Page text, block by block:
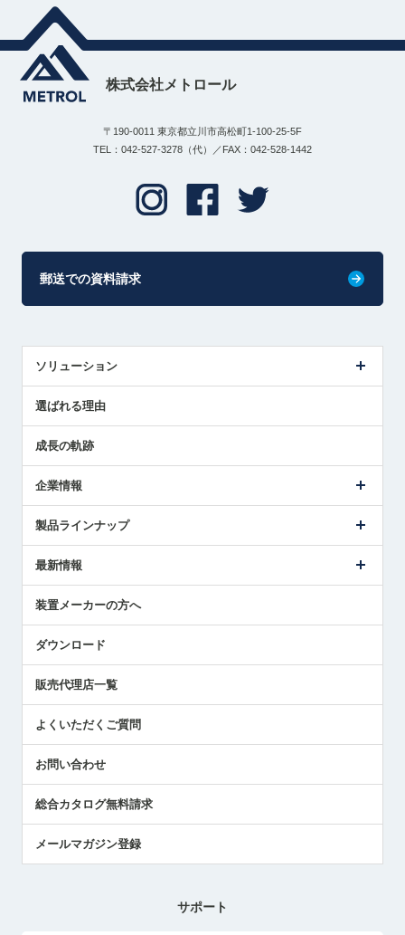
株式会社メトロール
〒190-0011 東京都立川市高松町1-100-25-5F
TEL：042-527-3278（代）／FAX：042-528-1442
郵送での資料請求
ソリューション
解決策提案
選ばれる理由
成長の軌跡
企業情報
ごあいさつ
受賞履歴
採用情報
国/地域/言語
製品ラインナップ
ツールセッタ製品
エアマイクロセンサ製品
最新情報
メトロールの技術
社員ブログ
中小企業のBCP地震対策
センサのテクニカルガイド
社長ブログ
装置メーカーの方へ
ダウンロード
販売代理店一覧
よくいただくご質問
お問い合わせ
総合カタログ無料請求
メールマガジン登録
サポート